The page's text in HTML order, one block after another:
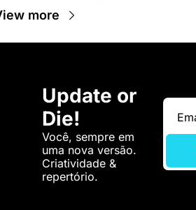
more
Update or
Die!
Você, sempre em
uma nova versão.
Criatividade &
repertório.